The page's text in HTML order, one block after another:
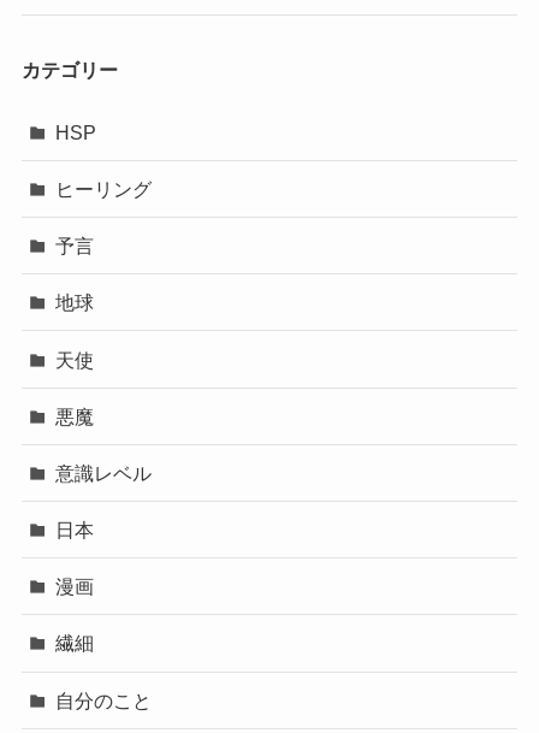
カテゴリー
HSP
ヒーリング
予言
地球
天使
悪魔
意識レベル
日本
漫画
繊細
自分のこと